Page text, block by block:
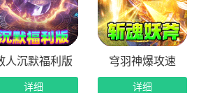
取无任何压力，轻松兑换各类珍稀资
重奖励全覆盖，每一次突破都能解锁
人沉默福利版
详细
穹羽神爆攻速
详细